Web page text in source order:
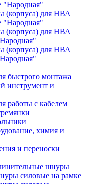
"Народная"
для НВА
"Народная"
для НВА
для НВА
быстрого монтажа
инструмент и
работы с кабелем
химия и
и переноски
шнуры
силовые на рамке